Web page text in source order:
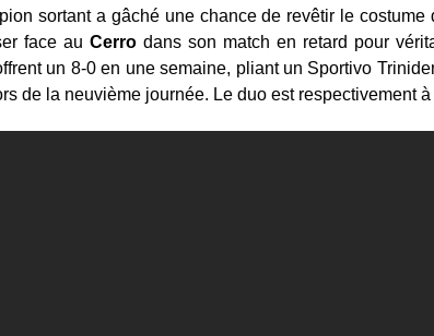
sortant a gâché une chance de revêtir le costume
face au Cerrodans son match en retard pour
un 8-0 en une semaine, pliant un Sportivo
de la neuvième journée. Le duo est respectivement